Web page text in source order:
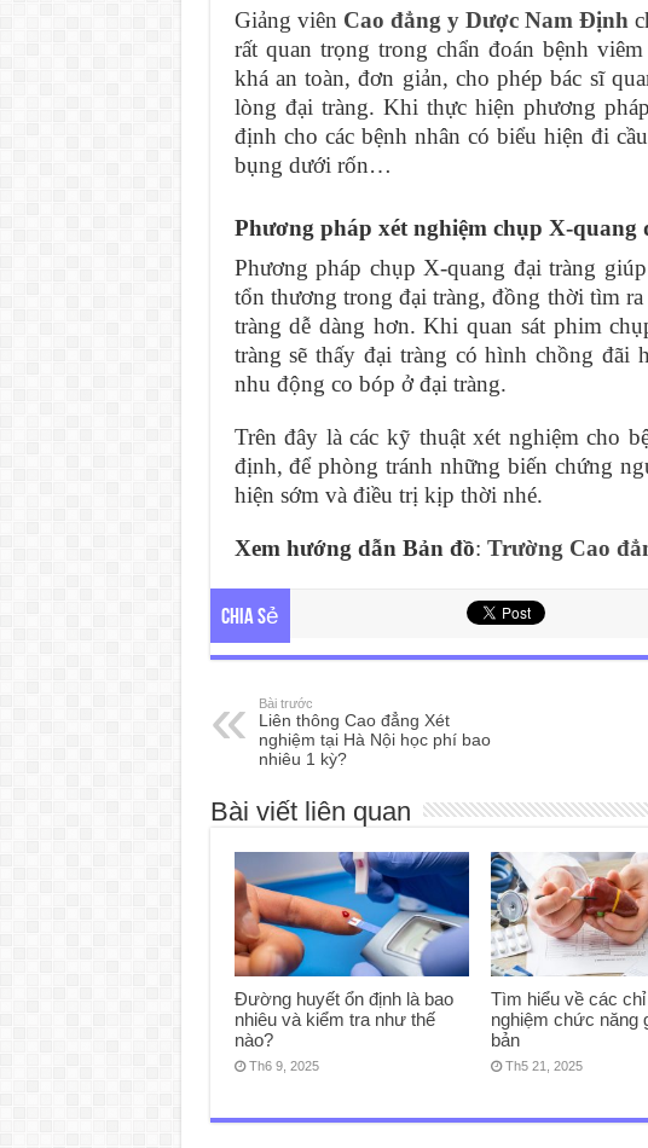
Giảng viên Cao đẳng y Dược Nam Định
rất quan trọng trong chẩn đoán bệnh
khá an toàn, đơn giản, cho phép bác sĩ
lòng đại tràng. Khi thực hiện phương
định cho các bệnh nhân có biểu hiện đi
bụng dưới rốn…
Phương pháp xét nghiệm chụp X-quang
Phương pháp chụp X-quang đại tràng
tổn thương trong đại tràng, đồng thời tìm
tràng dễ dàng hơn. Khi quan sát phim
tràng sẽ thấy đại tràng có hình chồng
nhu động co bóp ở đại tràng.
Trên đây là các kỹ thuật xét nghiệm cho
định, để phòng tránh những biến chứng
hiện sớm và điều trị kịp thời nhé.
Xem hướng dẫn Bản đồ: Trường Cao
Chia sẻ
Bài trước
Liên thông Cao đẳng Xét
nghiệm tại Hà Nội học phí bao
nhiêu 1 kỳ?
Bài viết liên quan
Đường huyết ổn định là bao
nhiêu và kiểm tra như thế
nào?
Th6 9, 2025
Tìm hiểu về các
nghiệm chức năng
bản
Th5 21, 2025